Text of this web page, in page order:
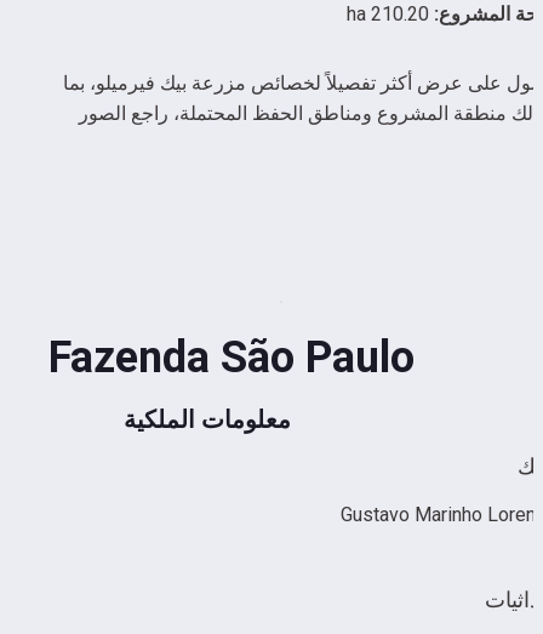
المشروع:
Fazenda São Paulo
معلومات الملكية
Gustavo Marinho